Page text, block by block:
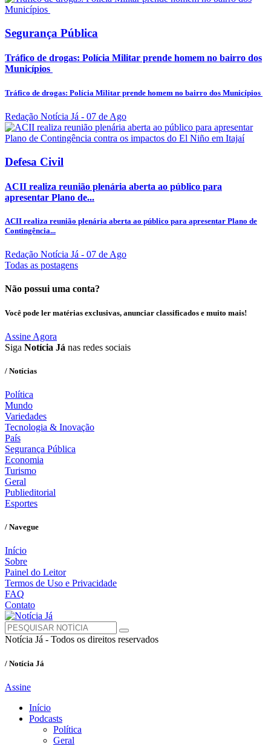
Segurança Pública
Tráfico de drogas: Polícia Militar prende homem no bairro dos
Municípios
Tráfico de drogas: Polícia Militar prende homem no bairro dos Municípios
Redação Notícia Já - 07 de Ago
Defesa Civil
ACII realiza reunião plenária aberta ao público para
apresentar Plano de...
ACII realiza reunião plenária aberta ao público para apresentar Plano de
Contingência...
Redação Notícia Já - 07 de Ago
Todas as postagens
Não possui uma conta?
Você pode ler matérias exclusivas, anunciar classificados e muito mais!
Assine Agora
Siga Notícia Já nas redes sociais
/ Notícias
Política
Mundo
Variedades
Tecnologia & Inovação
País
Segurança Pública
Economia
Turismo
Geral
Publieditorial
Esportes
/ Navegue
Início
Sobre
Painel do Leitor
Termos de Uso e Privacidade
FAQ
Contato
Notícia Já - Todos os direitos reservados
/ Notícia Já
Assine
Início
Podcasts
Política
Geral